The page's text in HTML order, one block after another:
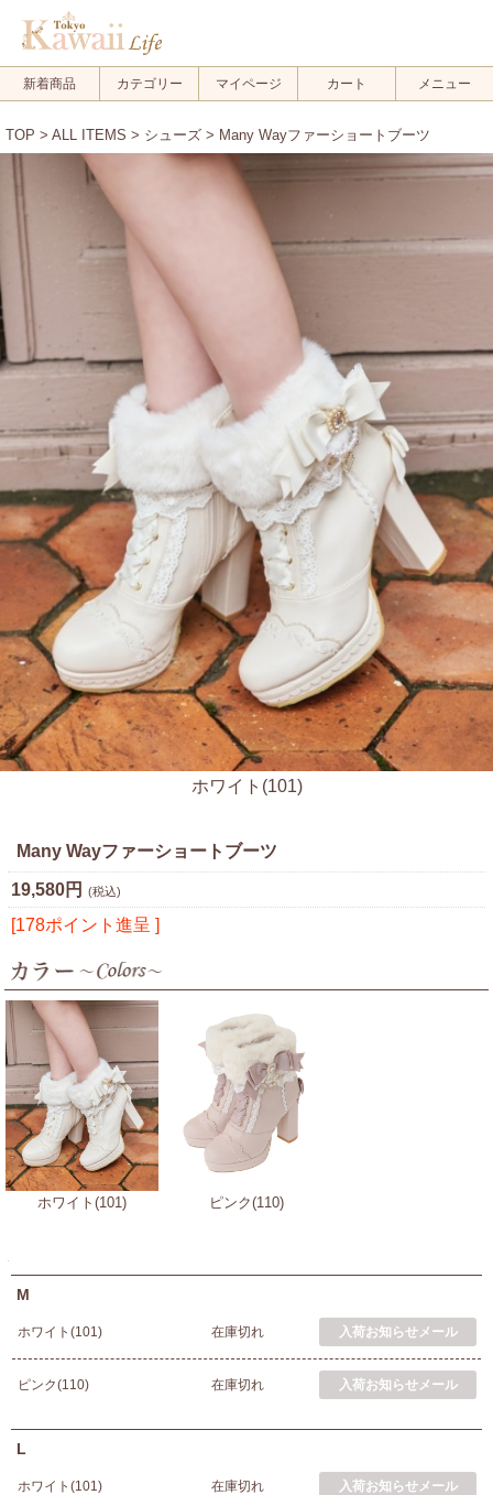
新着商品 カテゴリー マイページ カート メニュー
TOP > ALL ITEMS > シューズ > Many Wayファーショートブーツ
ホワイト(101)
Many Wayファーショートブーツ
19,580円 (税込)
[178ポイント進呈 ]
ホワイト(101) ピンク(110)
M
ホワイト(101) 在庫切れ
ピンク(110) 在庫切れ
L
ホワイト(101) 在庫切れ